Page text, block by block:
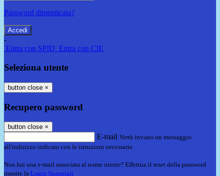
Password dimenticata?
-
Entra con SPID Entra con CIE
Seleziona utente
button close ×
Recupero password
button close ×
E-mail Verrà inviato un messaggio
all'indirizzo indicato con le istruzioni necessarie.
Non hai una e-mail associata al nome utente? Effettua il reset della password
tramite la Login Spaggiari